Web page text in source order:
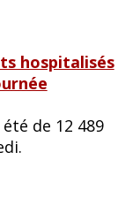
hospitalisés
de 12 489